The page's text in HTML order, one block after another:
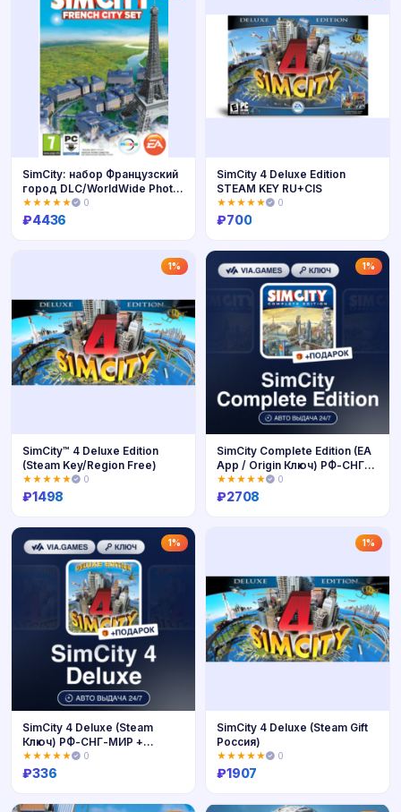
SimCity: набор Французский
город DLC/WorldWide Photo
Mu
★★★★★ 0
₽4436
Купить
SimCity 4 Deluxe Edition
STEAM KEY RU+CIS
★★★★★ 0
₽700
1%
Купить
SimCity™ 4 Deluxe Edition
(Steam Key/Region Free)
★★★★★ 0
₽1498
1%
SimCity Complete Edition (EA
App / Origin Ключ) РФ-СНГ-
МИР + ПОДАРОК
★★★★★ 0
₽2708
1%
SimCity 4 Deluxe (Steam
Ключ) РФ-СНГ-МИР +
ПОДАРОК
★★★★★ 0
₽336
1%
SimCity 4 Deluxe (Steam Gift
Россия)
★★★★★ 0
₽1907